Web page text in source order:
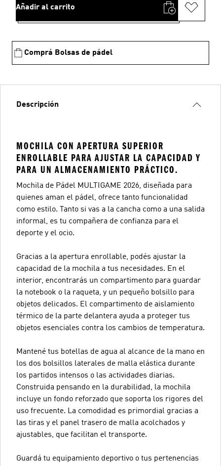
Añadir al carrito
Comprá Bolsas de pádel
Descripción
MOCHILA CON APERTURA SUPERIOR
ENROLLABLE PARA AJUSTAR LA CAPACIDAD Y
PARA UN ALMACENAMIENTO PRÁCTICO.
Mochila de Pádel MULTIGAME 2026, diseñada para
quienes aman el pádel, ofrece tanto funcionalidad
como estilo. Tanto si vas a la cancha como a una salida
informal, es tu compañera de confianza para el
deporte y el ocio.
Gracias a la apertura enrollable, podés ajustar la
capacidad de la mochila a tus necesidades. En el
interior, encontrarás un compartimento para guardar
la notebook o la raqueta, y un pequeño bolsillo para
objetos delicados. El compartimento de aislamiento
térmico de la parte delantera ayuda a proteger tus
objetos esenciales contra los cambios de temperatura.
Mantené tus botellas de agua al alcance de la mano en
los dos bolsillos laterales de malla elástica durante
los partidos intensos o las actividades diarias.
Construida pensando en la durabilidad, la mochila
incluye un fondo reforzado que soporta los rigores del
uso frecuente. La comodidad es primordial gracias a
las tiras y el panel trasero de malla acolchados y
ajustables, que facilitan el transporte.
Guardá tu equipamiento deportivo o tus pertenencias